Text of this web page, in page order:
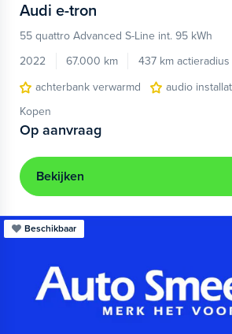
Audi e-tron
55 quattro Advanced S-Line int. 95 kWh
2022
67.000 km 437 km actieradius
achterbank verwarmd
audio
Kopen
Op aanvraag
Bekijken
Beschikbaar